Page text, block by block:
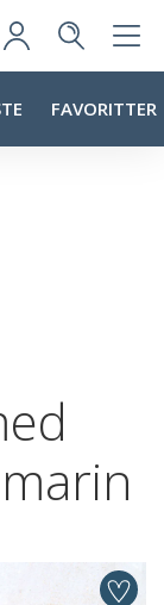
FAVORITTER